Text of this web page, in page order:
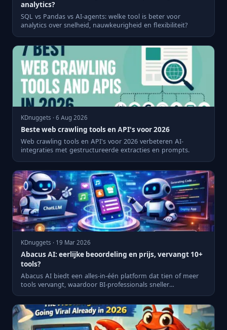
analytics?
SQL vs Pandas vs AI-agents: welke tool is beter voor
analytics over snelheid, nauwkeurigheid en flexibiliteit?
KDnuggets · 6 Aug 2026
Beste web crawling tools en API's voor 2026
Web crawling tools en API's voor 2026 verbeteren AI-
integraties met gestructureerde extracties en prompts.
KDnuggets · 19 Mar 2026
Abacus AI: eerlijke beoordeling en prijs, vervangt 10+
tools?
Abacus AI biedt een alles-in-één platform dat tien of meer
tools vervangt, waardoor BI-professionals sneller